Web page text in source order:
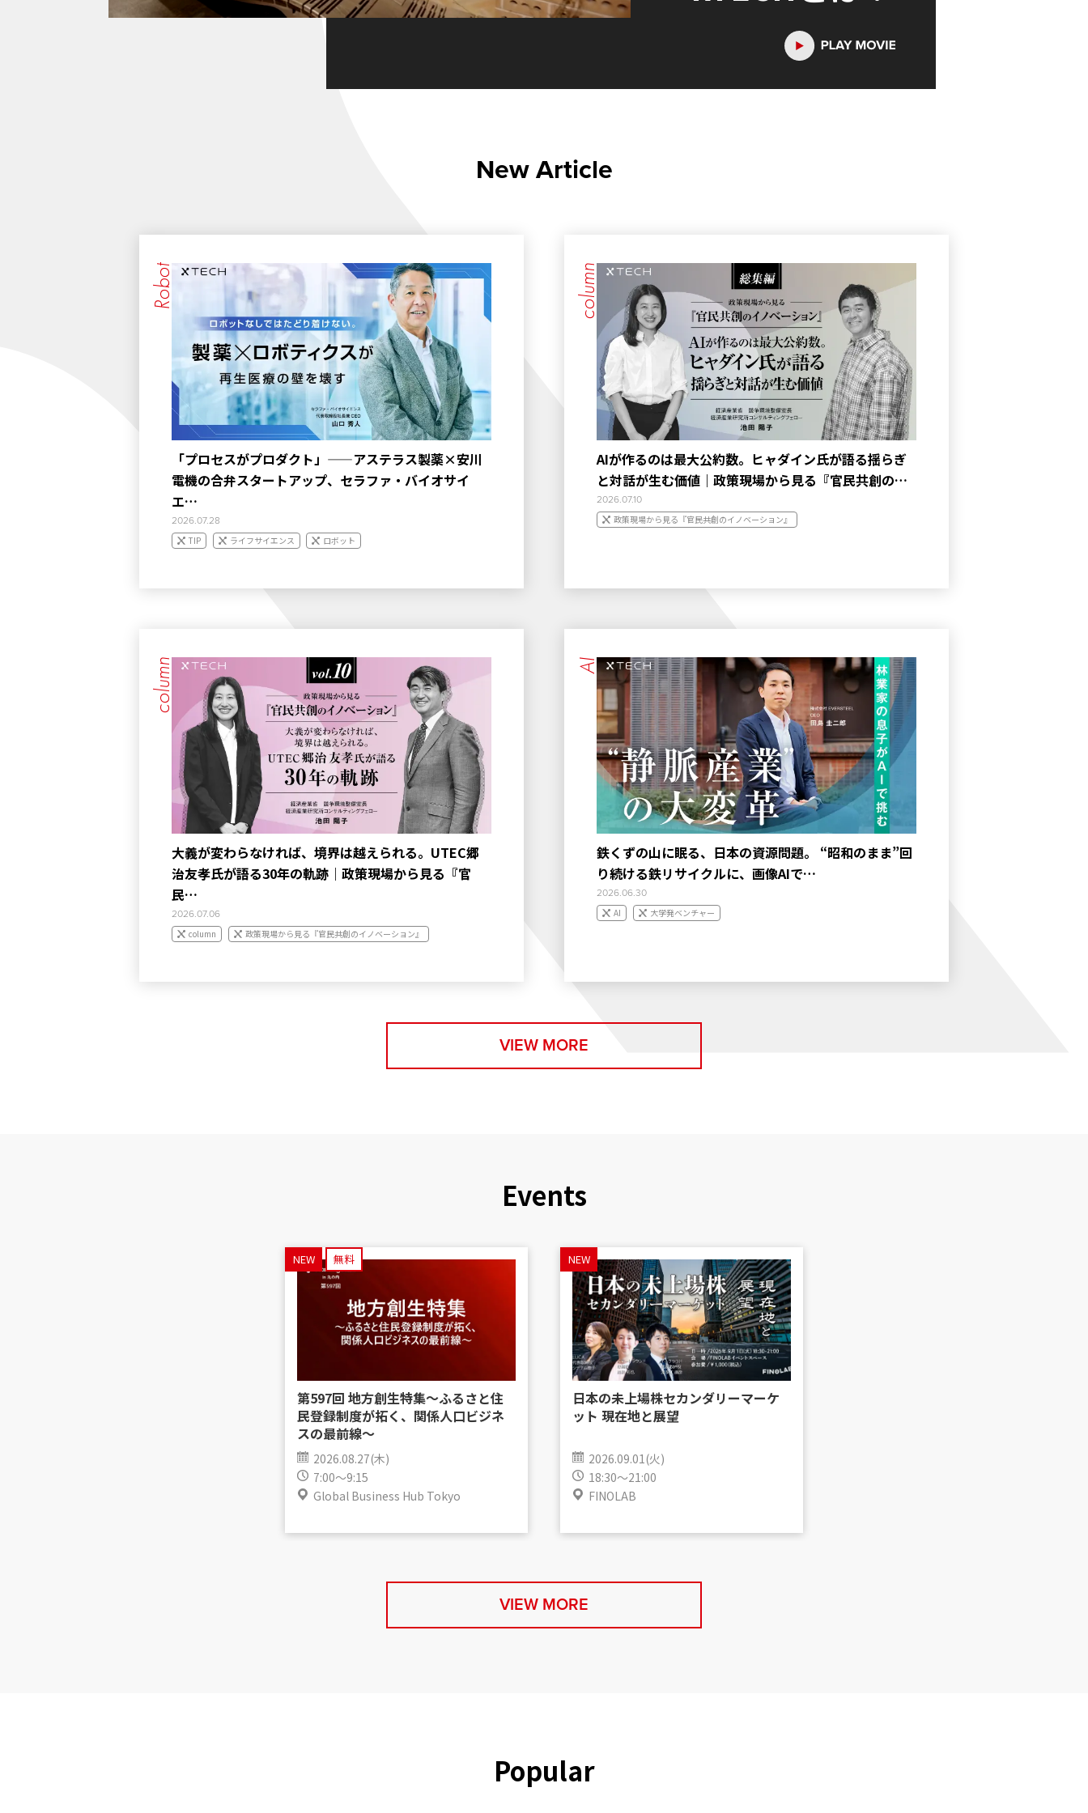
New Article
Robot
「プロセスがプロダクト」——アステラス製薬×安川
電機の合弁スタートアップ、セラファ・バイオサイ
エ…
2026.07.28
TIP ライフサイエンス ロボット
column
AIが作るのは最大公約数。ヒャダイン氏が語る揺らぎ
と対話が生む価値｜政策現場から見る『官民共創の…
2026.07.10
政策現場から見る『官民共創のイノベーション』
column
大義が変わらなければ、境界は越えられる。UTEC郷
治友孝氏が語る30年の軌跡｜政策現場から見る『官
民…
2026.07.06
column 政策現場から見る『官民共創のイノベーション』
AI
鉄くずの山に眠る、日本の資源問題。 “昭和のまま”回
り続ける鉄リサイクルに、画像AIで…
2026.06.30
AI 大学発ベンチャー
VIEW MORE
Events
NEW 無料
第597回 地方創生特集〜ふるさと住
民登録制度が拓く、関係人口ビジネ
スの最前線〜
2026.08.27(木)
7:00～9:15
Global Business Hub Tokyo
NEW
日本の未上場株セカンダリーマーケ
ット 現在地と展望
2026.09.01(火)
18:30～21:00
FINOLAB
VIEW MORE
Popular